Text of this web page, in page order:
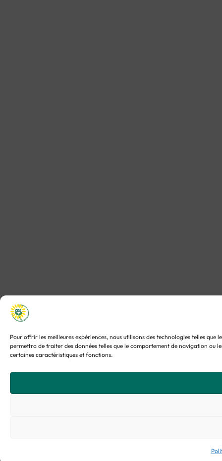
Pour offrir les meilleures expériences, nous utilisons des technologies telles
permettra de traiter des données telles que le comportement de navigation ou
certaines caractéristiques et fonctions.